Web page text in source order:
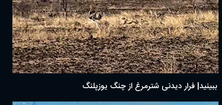
ببینید| فرار دیدنی شترمرغ از چنگ یوزپلنگ